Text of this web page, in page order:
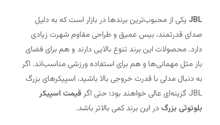
JBL یکی از محبوب‌ترین برندها در بازار است که به دلیل
صدای قدرتمند، بیس عمیق و طراحی مقاوم شهرت زیادی
دارد. محصولات این برند تنوع بالایی دارند و هم برای فضای
باز مثل مهمانی‌ها و هم برای استفاده ورزشی مناسب‌اند. اگر
به دنبال مدلی با قدرت خروجی بالا باشید، اسپیکرهای بزرگ
JBL گزینه‌ای عالی خواهند بود؛ حتی اگر
قیمت اسپیکر
بلوتوثی بزرگ در این برند کمی بالاتر باشد.